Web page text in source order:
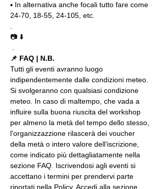
▪️ In alternativa anche focali tutto fare come
24-70, 18-55, 24-105, etc.
📷 ⬇️
📌 FAQ | N.B.
Tutti gli eventi avranno luogo
indipendentemente dalle condizioni meteo.
Si svolgeranno con qualsiasi condizione
meteo. In caso di maltempo, che vada a
influire sulla buona riuscita del workshop
per almeno la metà del tempo dello stesso,
l'organizzazzione rilascerà dei voucher
della metà o intero valore dell'iscrizione,
come indicato più dettagliatamente nella
sezione FAQ. Iscrivendosi agli eventi si
accettano i termini per prendervi parte
riportati nella Policy. Accedi alla sezione